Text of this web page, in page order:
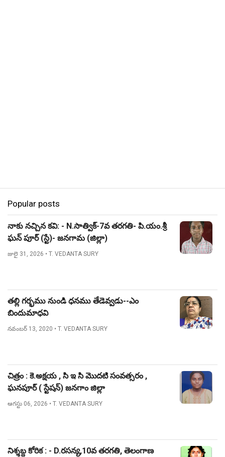
Popular posts
నాకు నచ్చిన కవి: - N.సాత్విక్-7వ తరగతి- పి.యం.శ్రీ
ఘన్ పూర్ (స్టే)- జనగామ (జిల్లా)
జులై 31, 2026 • T. VEDANTA SURY
తల్లి గర్భము నుండి ధనము తేడెవ్వడు--ఎం
బిందుమాధవి
నవంబర్ 13, 2020 • T. VEDANTA SURY
చిత్రం : కె.అక్షయ , సి ఇ సి మొదటి సంవత్సరం ,
ఘనపూర్ ( స్టేషన్) జనగాం జిల్లా
ఆగస్టు 06, 2026 • T. VEDANTA SURY
నిశ్శబ్ద కోరిక : - D.రసన్య,10వ తరగతి, తెలంగాణ